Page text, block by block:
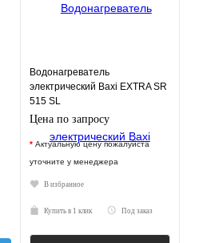
Водонагреватель
электрический Baxi EXTRA SR
515 SL
Цена по запросу
* Актуальную цену пожалуйста
уточните у менеджера
В избранное
Купить в 1 клик Под заказ